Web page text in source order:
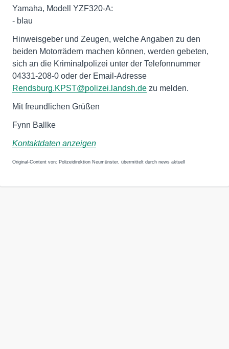
Yamaha, Modell YZF320-A:
- blau
Hinweisgeber und Zeugen, welche Angaben zu den
beiden Motorrädern machen können, werden gebeten,
sich an die Kriminalpolizei unter der Telefonnummer
04331-208-0 oder der Email-Adresse
Rendsburg.KPST@polizei.landsh.de zu melden.
Mit freundlichen Grüßen
Fynn Ballke
Kontaktdaten anzeigen
Original-Content von: Polizeidirektion Neumünster, übermittelt durch news aktuell